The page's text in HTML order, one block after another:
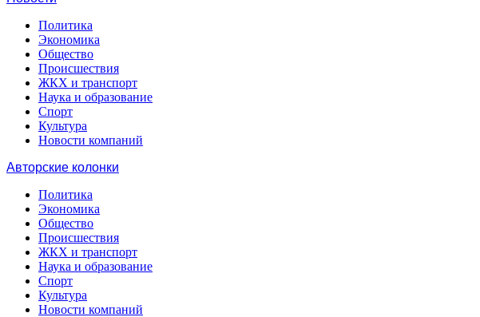
Политика
Экономика
Общество
Происшествия
ЖКХ и транспорт
Наука и образование
Спорт
Культура
Новости компаний
Авторские колонки
Политика
Экономика
Общество
Происшествия
ЖКХ и транспорт
Наука и образование
Спорт
Культура
Новости компаний